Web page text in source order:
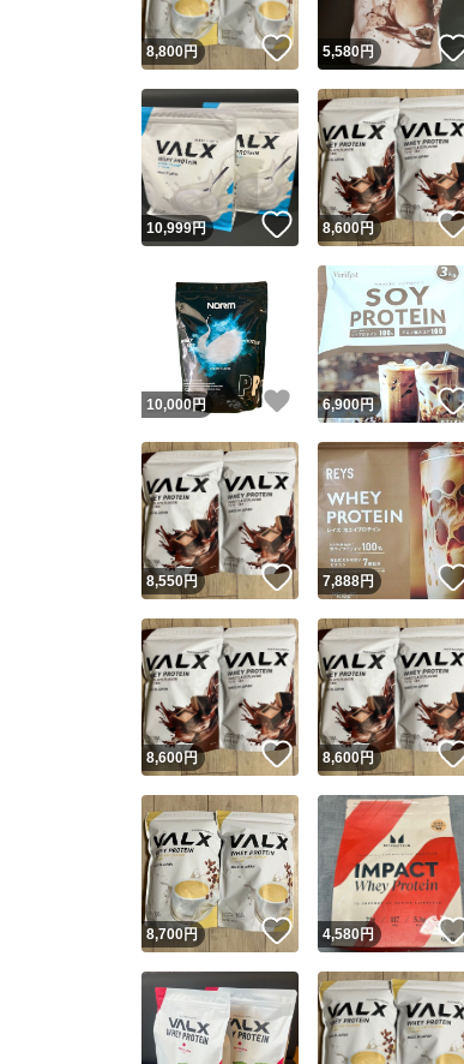
8,800円 いいね！
5,580円
10,999円 いいね！
8,600円
10,000円 いいね！
6,900円
8,550円 いいね！
7,888円
8,600円 いいね！
8,600円
8,700円 いいね！
4,580円